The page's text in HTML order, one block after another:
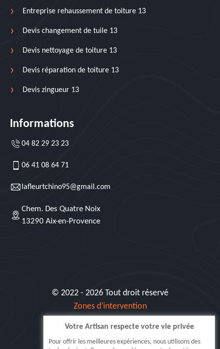
Entreprise rehaussement de toiture 13
Devis changement de tuile 13
Devis nettoyage de toiture 13
Devis réparation de toiture 13
Devis zingueur 13
Informations
04 82 29 23 23
06 41 08 64 71
lafleurtchino95@gmail.com
Chem. Des Quatre Noix
13290 Aix-en-Provence
© 2022 - 2026 Tout droit réservé
Zones d’intervention
Siret: 515 062 404 000 30
Votre Artisan respecte votre vie privée
Pour offrir les meilleures expériences, nous utilisons des